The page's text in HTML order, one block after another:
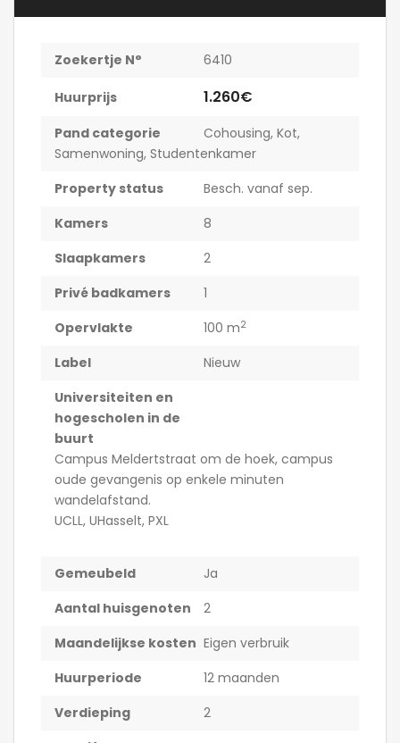
Zoekertje N° 6410
Huurprijs 1.260€
Pand categorie Cohousing, Kot,
Samenwoning, Studentenkamer
Property status
Besch. vanaf sep.
Kamers
8
Slaapkamers
2
Privé badkamers
1
Opervlakte
100 m2
Label
Nieuw
Universiteiten en
hogescholen in de
buurt
Campus Meldertstraat om de hoek, campus
oude gevangenis op enkele minuten
wandelafstand.
UCLL, UHasselt, PXL
Gemeubeld
Ja
Aantal huisgenoten
2
Maandelijkse kosten Eigen verbruik
Huurperiode
12 maanden
Verdieping
2